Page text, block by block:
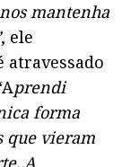
mantenha
, ele
atravessado
prendi
forma
que vieram
A